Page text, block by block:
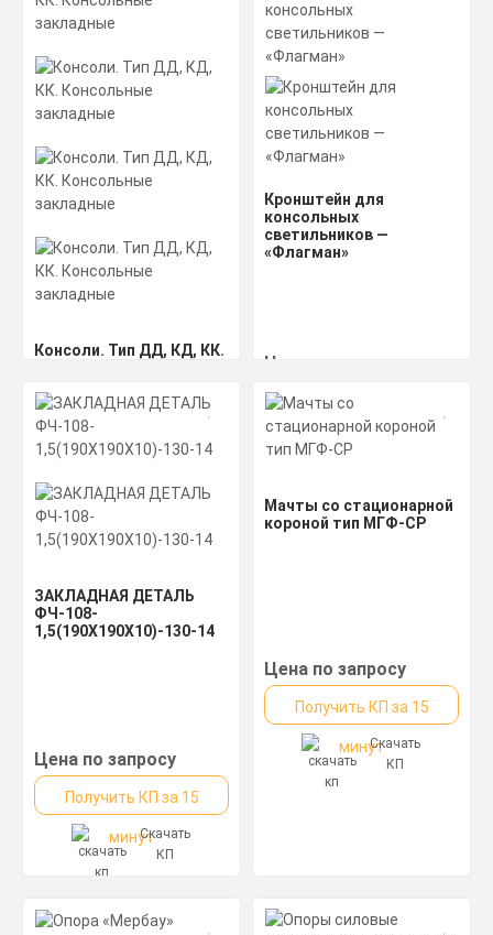
Консоли. Тип ДД, КД, КК.
Цена по запросу
Получить КП за 15
минутСкачать
Кронштейн для
консольных
светильников —
«Флагман»
Цена по запросу
Получить КП за 15
минутСкачать
ЗАКЛАДНАЯ ДЕТАЛЬ
ФЧ-108-
1,5(190Х190Х10)-130-14
Цена по запросу
Получить КП за 15
минутСкачать
КП
Мачты со стационарной
короной тип МГФ-СР
Цена по запросу
Получить КП за 15
минутСкачать
КП